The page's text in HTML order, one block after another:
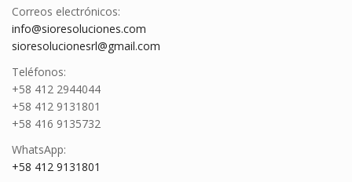
Correos electrónicos:
info@sioresoluciones.com
sioresolucionesrl@gmail.com
Teléfonos:
+58 412 2944044
+58 412 9131801
+58 416 9135732
WhatsApp:
+58 412 9131801